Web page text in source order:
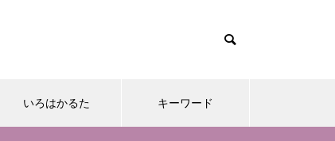
いろはかるた キーワード